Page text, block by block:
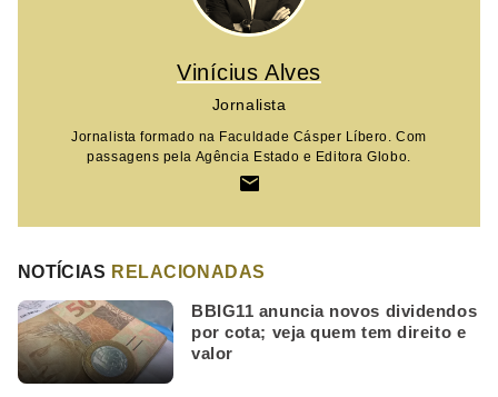
Vinícius Alves
Jornalista
Jornalista formado na Faculdade Cásper Líbero. Com
passagens pela Agência Estado e Editora Globo.
NOTÍCIAS RELACIONADAS
BBIG11 anuncia novos dividendos
por cota; veja quem tem direito e
valor